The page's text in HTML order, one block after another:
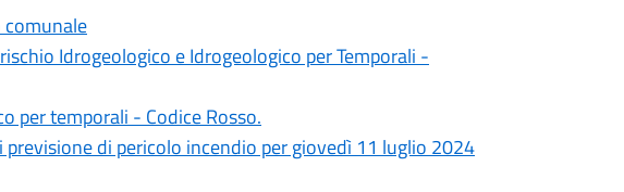
comunale
Idrogeologico e Idrogeologico per Temporali -
per temporali - Codice Rosso.
di pericolo incendio per giovedì 11 luglio 2024